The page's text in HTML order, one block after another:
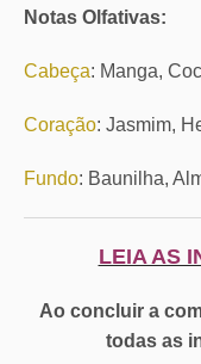
Notas Olfativas:
Cabeça: Manga,
Coração: Jasmim,
Fundo: Baunilha,
LEIA AS
Ao concluir a
todas as